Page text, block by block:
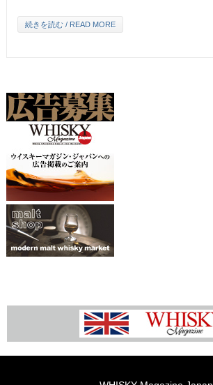
続きを読む / READ MORE